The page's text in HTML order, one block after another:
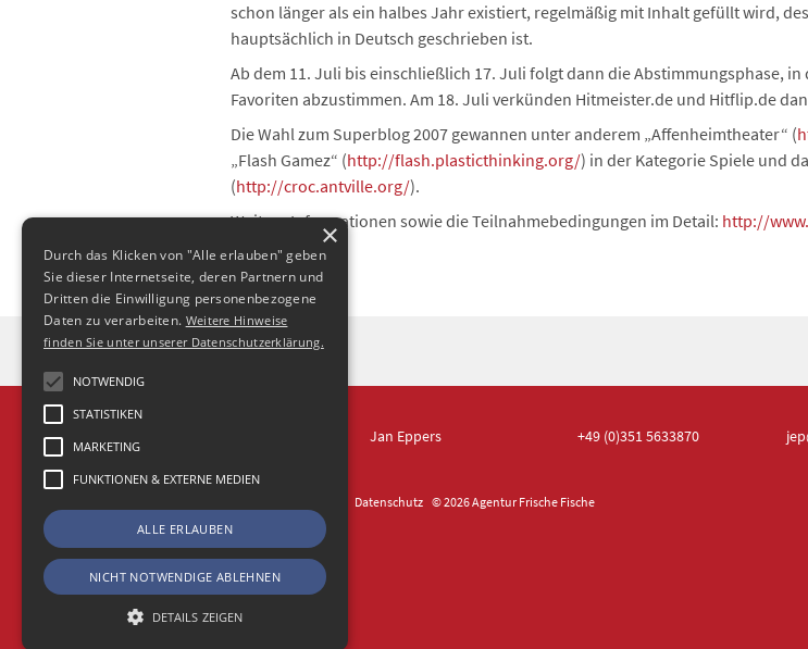
schon länger als ein halbes Jahr existiert, regelmäßig mit Inhalt gefüllt wird,
hauptsächlich in Deutsch geschrieben ist.
Ab dem 11. Juli bis einschließlich 17. Juli folgt dann die Abstimmungsphase,
Favoriten abzustimmen. Am 18. Juli verkünden Hitmeister.de und Hitflip.de
Die Wahl zum Superblog 2007 gewannen unter anderem „Affenheimtheater“ (
„Flash Gamez“ (http://flash.plasticthinking.org/) in der Kategorie Spiele und
(http://croc.antville.org/).
Weitere Informationen sowie die Teilnahmebedingungen im Detail: http://
Jan Eppers +49 (0)3515633870 jep
Datenschutz © 2026 Agentur Frische Fische
×
Durch das Klicken von "Alle erlauben" geben
Sie dieser Internetseite, deren Partnern und
Dritten die Einwilligung personenbezogene
Daten zu verarbeiten. Weitere Hinweise
finden Sie unter unserer Datenschutzerklärung.
NOTWENDIG
STATISTIKEN
MARKETING
FUNKTIONEN & EXTERNE MEDIEN
ALLE ERLAUBEN
NICHT NOTWENDIGE ABLEHNEN
DETAILS ZEIGEN